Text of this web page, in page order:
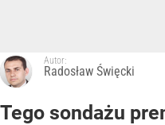
Autor:
Radosław Święcki
Tego sondażu